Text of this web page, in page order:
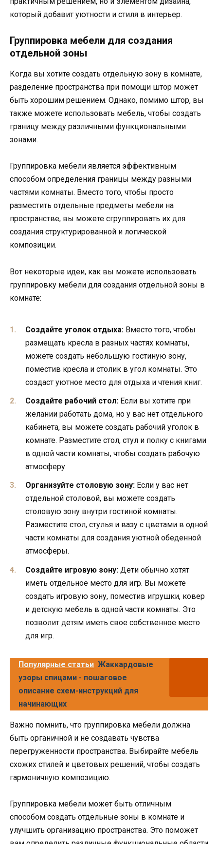
который добавит уютности и стиля в интерьер.
Группировка мебели для создания
отдельной зоны
Когда вы хотите создать отдельную зону в комнате,
разделение пространства при помощи штор может
быть хорошим решением. Однако, помимо штор, вы
также можете использовать мебель, чтобы создать
границу между различными функциональными
зонами.
Группировка мебели является эффективным
способом определения границы между разными
частями комнаты. Вместо того, чтобы просто
разместить отдельные предметы мебели на
пространстве, вы можете сгруппировать их для
создания структурированной и логической
композиции.
Вот некоторые идеи, как вы можете использовать
группировку мебели для создания отдельной зоны в
комнате:
Создайте уголок отдыха: Вместо того, чтобы
размещать кресла в разных частях комнаты,
можете создать небольшую гостиную зону,
поместив кресла и столик в угол комнаты. Это
создаст уютное место для отдыха и чтения книг.
Создайте рабочий стол: Если вы хотите при
желании работать дома, но у вас нет отдельного
кабинета, вы можете создать рабочий уголок в
комнате. Разместите стол, стул и полку с книгами
в одной части комнаты, чтобы создать рабочую
атмосферу.
Организуйте столовую зону: Если у вас нет
отдельной столовой, вы можете создать
столовую зону внутри гостиной комнаты.
Разместите стол, стулья и вазу с цветами в одной
части комнаты для создания уютной обеденной
атмосферы.
Создайте игровую зону: Дети обычно хотят
иметь отдельное место для игр. Вы можете
создать игровую зону, поместив игрушки, ковер
и детскую мебель в одной части комнаты. Это
позволит детям иметь свое собственное место
для игр.
Популярные статьи Жаккардовые
узоры спицами - пошаговое
описание схем-инструкций для
начинающих
Важно помнить, что группировка мебели должна
быть органичной и не создавать чувства
перегруженности пространства. Выбирайте мебель
схожих стилей и цветовых решений, чтобы создать
гармоничную композицию.
Группировка мебели может быть отличным
способом создать отдельные зоны в комнате и
улучшить организацию пространства. Это поможет